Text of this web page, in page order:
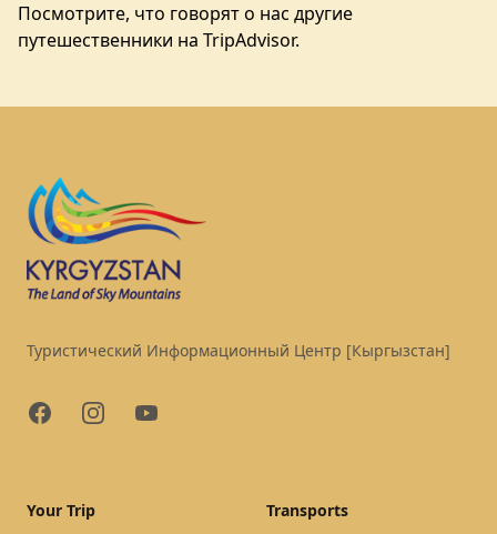
Посмотрите, что говорят о нас другие
путешественники на TripAdvisor.
Туристический Информационный Центр [Кыргызстан]
FacebookInstagramYouTube
Your Trip Transports